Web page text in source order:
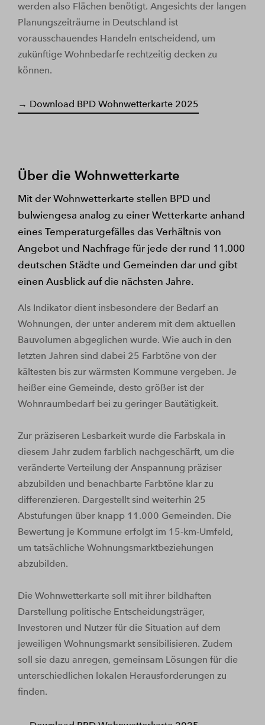
werden also Flächen benötigt. Angesichts der langen
Planungszeiträume in Deutschland ist
vorausschauendes Handeln entscheidend, um
zukünftige Wohnbedarfe rechtzeitig decken zu
können.
→ Download BPD Wohnwetterkarte 2025
Über die Wohnwetterkarte
Mit der Wohnwetterkarte stellen BPD und
bulwiengesa analog zu einer Wetterkarte anhand
eines Temperaturgefälles das Verhältnis von
Angebot und Nachfrage für jede der rund 11.000
deutschen Städte und Gemeinden dar und gibt
einen Ausblick auf die nächsten Jahre.
Als Indikator dient insbesondere der Bedarf an
Wohnungen, der unter anderem mit dem aktuellen
Bauvolumen abgeglichen wurde. Wie auch in den
letzten Jahren sind dabei 25 Farbtöne von der
kältesten bis zur wärmsten Kommune vergeben. Je
heißer eine Gemeinde, desto größer ist der
Wohnraumbedarf bei zu geringer Bautätigkeit.
Zur präziseren Lesbarkeit wurde die Farbskala in
diesem Jahr zudem farblich nachgeschärft, um die
veränderte Verteilung der Anspannung präziser
abzubilden und benachbarte Farbtöne klar zu
differenzieren. Dargestellt sind weiterhin 25
Abstufungen über knapp 11.000 Gemeinden. Die
Bewertung je Kommune erfolgt im 15-km-Umfeld,
um tatsächliche Wohnungsmarktbeziehungen
abzubilden.
Die Wohnwetterkarte soll mit ihrer bildhaften
Darstellung politische Entscheidungsträger,
Investoren und Nutzer für die Situation auf dem
jeweiligen Wohnungsmarkt sensibilisieren. Zudem
soll sie dazu anregen, gemeinsam Lösungen für die
unterschiedlichen lokalen Herausforderungen zu
finden.